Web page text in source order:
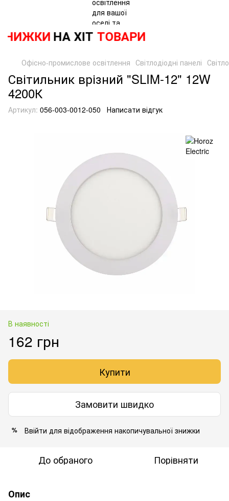
НА ХІТТОВАРИ
Офісно-промислове освітлення Світлодіодні панелі
Світильник врізний "SLIM-12" 12W
4200К
Артикул: 056-003-0012-050 Написати відгук
В наявності
162 грн
Купити
Замовити швидко
% Ввійти для відображення накопичувальної знижки
До обраного Порівняти
Опис